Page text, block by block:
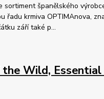
sortiment španělského
řadu krmiva OPTIMAnova,
září také p...
Wild, Essential